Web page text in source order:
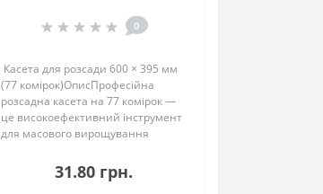
0
Касета для розсади 600 × 395 мм
(77 комірок)ОписПрофесійна
розсадна касета на 77 комірок —
це високоефективний інструмент
для масового вирощування
культур. Розмір касети 600 × 395
мм оптимізований під стандартні
31.80 грн.